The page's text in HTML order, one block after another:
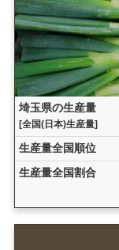
埼玉県の生産量
[全国(日本)生産量]
生産量全国順位
生産量全国割合